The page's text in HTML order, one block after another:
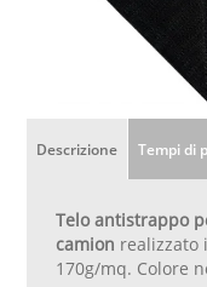
Descrizione Tempi di
Telo antistrappo
camion realizzato
170g/mq. Colore